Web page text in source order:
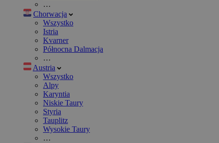
…
Chorwacja
Wszystko
Istria
Kvarner
Północna Dalmacja
…
Austria
Wszystko
Alpy
Karyntia
Niskie Taury
Styria
Tauplitz
Wysokie Taury
…